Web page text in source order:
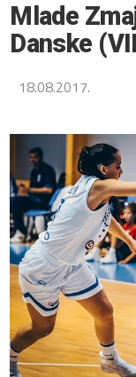
Mlade
Danske
18.08.2017.